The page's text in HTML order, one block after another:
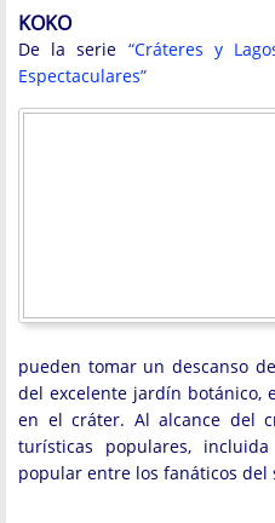
KOKO
De la serie “Cráteres y
Espectaculares”
pueden tomar un descanso
del excelente jardín botánico,
en el cráter. Al alcance del
turísticas populares,
popular entre los fanáticos del